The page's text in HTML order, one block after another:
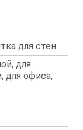
для стен
для
для офиса,